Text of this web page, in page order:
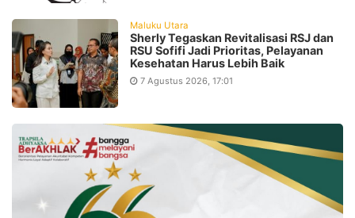
Maluku Utara
Sherly Tegaskan Revitalisasi RSJ dan
RSU Sofifi Jadi Prioritas, Pelayanan
Kesehatan Harus Lebih Baik
7 Agustus 2026, 17:01